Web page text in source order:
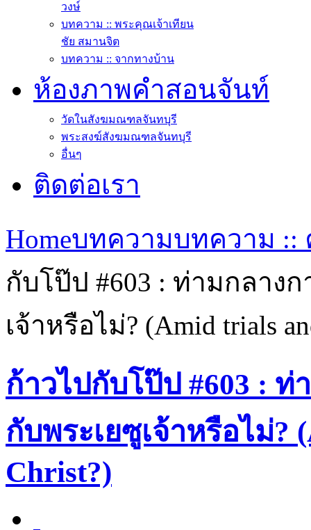
วงษ์
บทความ :: พระคุณเจ้าเทียน
ชัย สมานจิต
บทความ :: จากทางบ้าน
ห้องภาพคำสอนจันท์
วัดในสังฆมณฑลจันทบุรี
พระสงฆ์สังฆมณฑลจันทบุรี
อื่นๆ
ติดต่อเรา
Homeบทความบทความ
กับโป๊ป #603 : ท่ามกลาง
เจ้าหรือไม่? (Amid trials
ก้าวไปกับโป๊ป #603 :
กับพระเยซูเจ้าหรือไม่?
Christ?)